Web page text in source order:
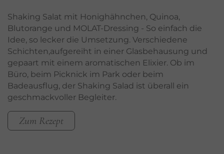
Shaking Salat mit Honighähnchen, Quinoa,
Blutorange und MOLAT-Dressing - So einfach die
Idee, so lecker die Umsetzung. Verschiedene
Schichten,aufgereiht in einer Glasbehausung und
gepaart mit einem aromatischen Elixier. Ob im
Büro, beim Picknick im Park oder beim
Badeausflug, der Shaking Salad ist überall ein
geschmackvoller Begleiter.
Zum Rezept